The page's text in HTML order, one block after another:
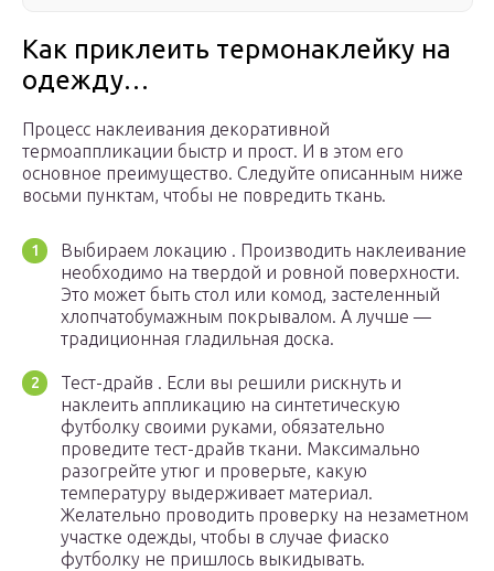
Как приклеить термонаклейку на
одежду…
Процесс наклеивания декоративной
термоаппликации быстр и прост. И в этом его
основное преимущество. Следуйте описанным ниже
восьми пунктам, чтобы не повредить ткань.
Выбираем локацию . Производить наклеивание
необходимо на твердой и ровной поверхности.
Это может быть стол или комод, застеленный
хлопчатобумажным покрывалом. А лучше —
традиционная гладильная доска.
Тест-драйв . Если вы решили рискнуть и
наклеить аппликацию на синтетическую
футболку своими руками, обязательно
проведите тест-драйв ткани. Максимально
разогрейте утюг и проверьте, какую
температуру выдерживает материал.
Желательно проводить проверку на незаметном
участке одежды, чтобы в случае фиаско
футболку не пришлось выкидывать.